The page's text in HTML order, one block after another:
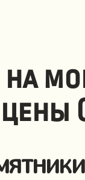
цены